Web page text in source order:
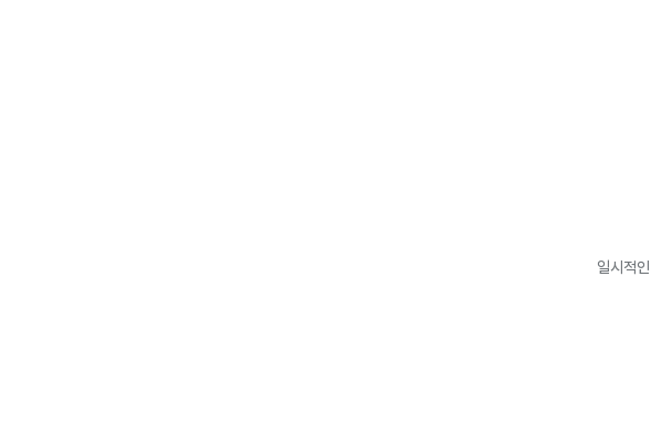
일시적